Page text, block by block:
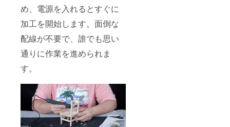
め、電源を入れるとすぐに
加工を開始します。面倒な
配線が不要で、誰でも思い
通りに作業を進められま
す。